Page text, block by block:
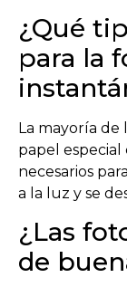
¿Qué
para la
La mayoría de
papel
necesarios
a la luz y se
¿Las
de